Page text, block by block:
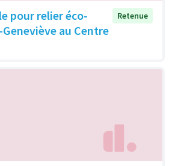
pour relier éco-
au Centre
Retenue